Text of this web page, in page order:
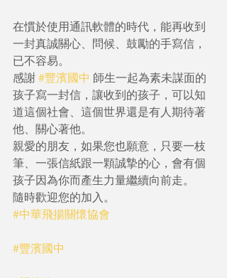
在慣於使用通訊軟體的時代，能再收到
一封真誠關心、問候、鼓勵的手寫信，
已不容易。
感謝 #豐濱國中 師生一起為素未謀面的
孩子寫一封信，讓收到的孩子，可以知
道這個社會、這個世界還是有人期待著
他、關心著他。
親愛的朋友，如果您也願意，只要一枝
筆、一張信紙跟一顆誠摯的心，會有個
孩子因為你而產生力量繼續向前走。
隨時歡迎您的加入。
#中華飛揚關懷協會
#豐濱國中